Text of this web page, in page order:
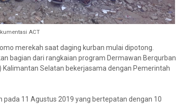
ACT
merekah saat daging kurban mulai dipotong.
bagian dari rangkaian program Dermawan Berqurban
Kalimantan Selatan bekerjasama dengan Pemerintah
11 Agustus 2019 yang bertepatan dengan 10